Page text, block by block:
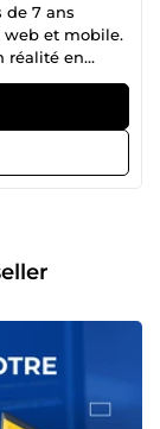
de 7 ans
web et mobile.
réalité en
répondre à
de travailler
fintech au e-
sans
de
Next.js
d'application
solutions
à me
nous